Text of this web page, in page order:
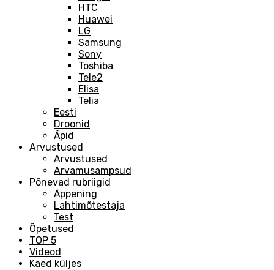
HTC
Huawei
LG
Samsung
Sony
Toshiba
Tele2
Elisa
Telia
Eesti
Droonid
Äpid
Arvustused
Arvustused
Arvamusampsud
Põnevad rubriigid
Äppening
Lahtimõtestaja
Test
Õpetused
TOP 5
Videod
Käed küljes